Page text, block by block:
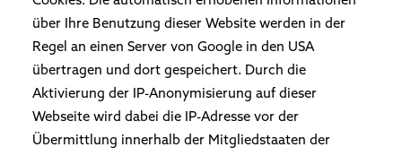
über Ihre Benutzung dieser Website werden in der
Regel an einen Server von Google in den USA
übertragen und dort gespeichert. Durch die
Aktivierung der IP-Anonymisierung auf dieser
Webseite wird dabei die IP-Adresse vor der
Übermittlung innerhalb der Mitgliedstaaten der